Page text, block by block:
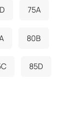
75A
80B
85D